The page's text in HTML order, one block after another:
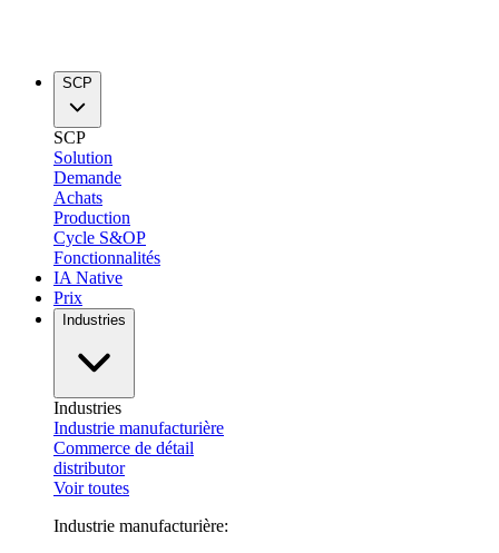
SCP
SCP
Solution
Demande
Achats
Production
Cycle S&OP
Fonctionnalités
IA Native
Prix
Industries
Industries
Industrie manufacturière
Commerce de détail
distributor
Voir toutes
Industrie manufacturière: